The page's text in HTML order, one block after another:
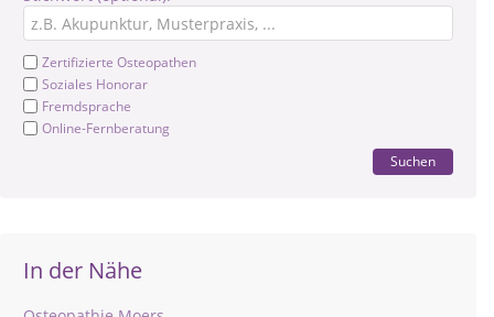
Zertifizierte Osteopathen
Soziales Honorar
Fremdsprache
Online-Fernberatung
Suchen
In der Nähe